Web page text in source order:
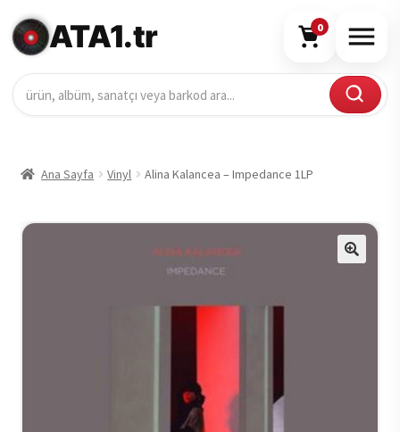
ATA1.tr 0
Ana Sayfa Vinyl Alina Kalancea – Impedance 1LP